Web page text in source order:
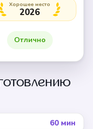
Хорошее место
2026
Отлично
60 мин